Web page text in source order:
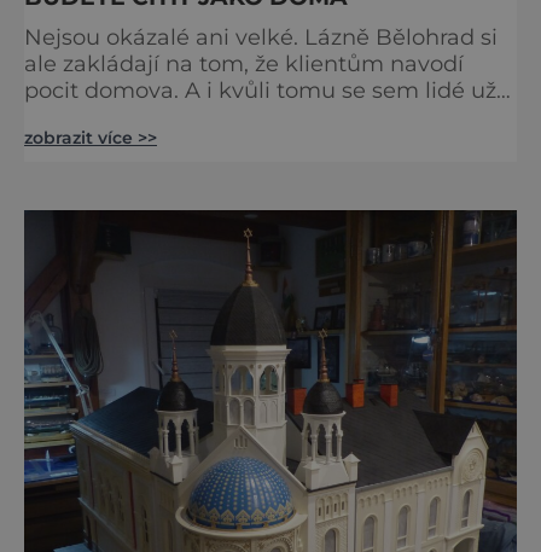
Nejsou okázalé ani velké. Lázně Bělohrad si
ale zakládají na tom, že klientům navodí
pocit domova. A i kvůli tomu se sem lidé už
lázeňské koncerty ani velkolepé akce.
nevšimne, ani se jí kolonáda vlastně neříká.
zobrazit více >>